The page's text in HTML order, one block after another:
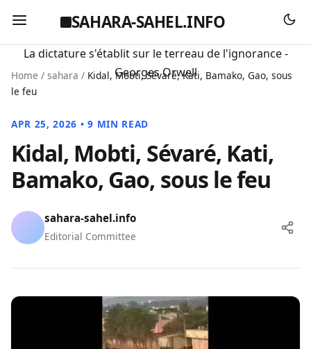
SAHARA-SAHEL.INFO
La dictature s'établit sur le terreau de l'ignorance -
Georges Orwell
Home / sahara / Kidal, Mobti, Sévaré, Kati, Bamako, Gao, sous
le feu
APR 25, 2026 • 9 MIN READ
Kidal, Mobti, Sévaré, Kati,
Bamako, Gao, sous le feu
sahara-sahel.info
Editorial Committee